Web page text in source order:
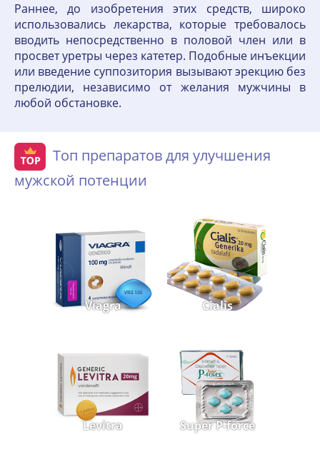
Раннее, до изобретения этих средств, широко
использовались лекарства, которые требовалось
вводить непосредственно в половой член или в
просвет уретры через катетер. Подобные инъекции
или введение суппозитория вызывают эрекцию без
прелюдии, независимо от желания мужчины в
любой обстановке.
Топ препаратов для улучшения
мужской потенции
Viagra Cialis
Levitra Super P-force